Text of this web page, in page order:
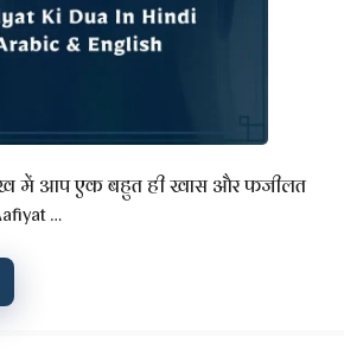
में आप एक बहुत ही खास और फजीलत
…